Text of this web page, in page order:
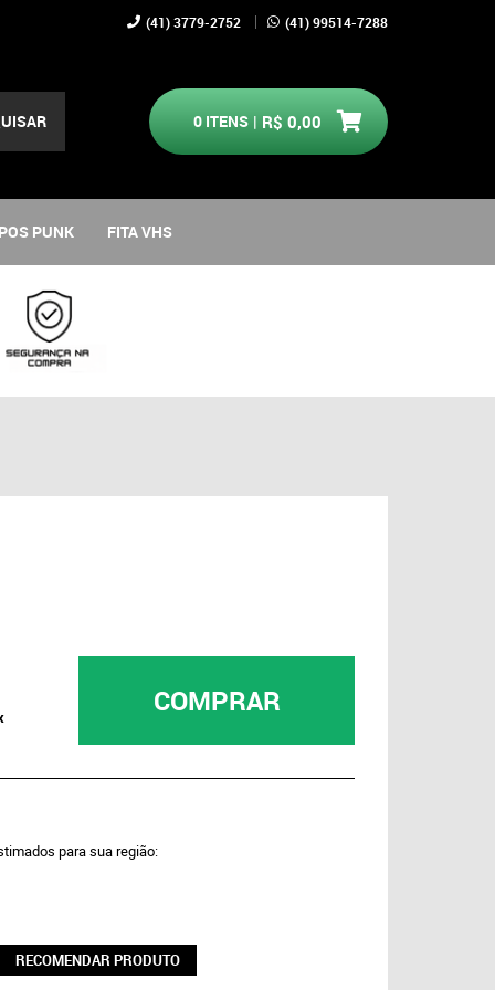
(41)3779-2752 (41)99514-7288
ITENS
0 R$ 0,00
PUNK FITA VHS
COMPRAR
para sua região:
RECOMENDAR PRODUTO